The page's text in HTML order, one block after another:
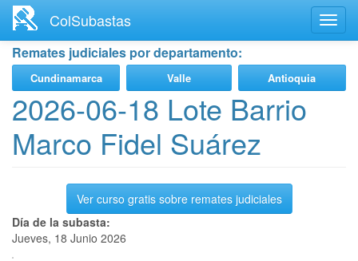
contenido
principal
ColSubastas
Remates judiciales por departamento:
Cundinamarca Valle Antioquia
2026-06-18 Lote Barrio
Marco Fidel Suárez
Ver curso gratis sobre remates judiciales
Día de la subasta:
Jueves, 18 Junio 2026